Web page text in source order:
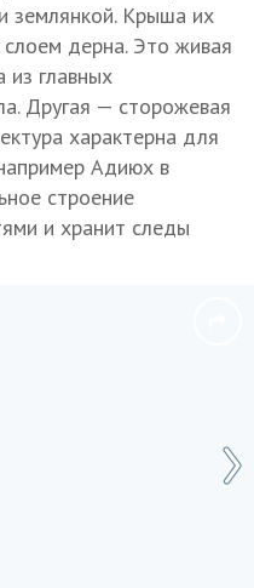
землянкой. Крыша их
дерна. Это живая
из главных
Другая — сторожевая
характерна для
Адиюх в
строение
и хранит следы